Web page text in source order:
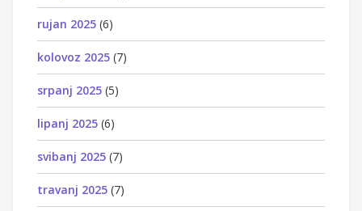
rujan 2025 (6)
kolovoz 2025 (7)
srpanj 2025 (5)
lipanj 2025 (6)
svibanj 2025 (7)
travanj 2025 (7)